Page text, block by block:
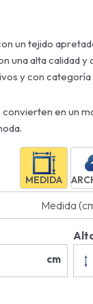
un tejido
una alta calidad
y con
en un
MEDIDA
Medida
cm